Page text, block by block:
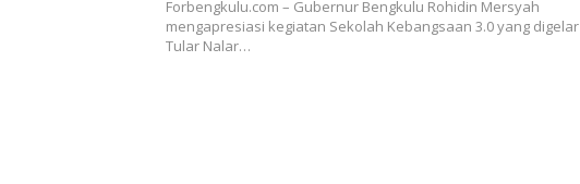
Forbengkulu.com – Gubernur Bengkulu Rohidin Mersyah
mengapresiasi kegiatan Sekolah Kebangsaan 3.0 yang digelar
Tular Nalar…